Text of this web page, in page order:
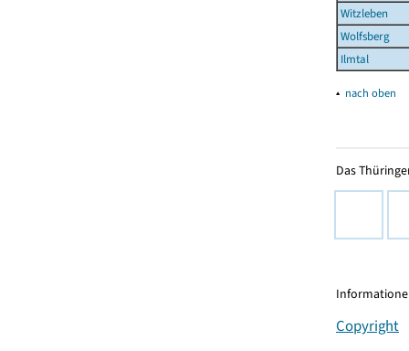
Witzleben
Wolfsberg
Ilmtal
▴ nach oben
Das
Copyright